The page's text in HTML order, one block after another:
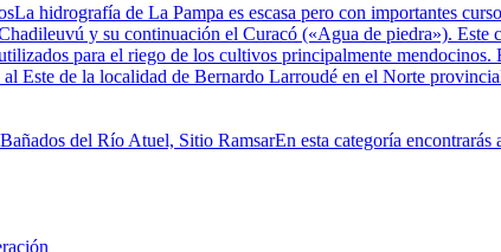
La hidrografía de La Pampa es escasa pero con importantes
y su continuación el Curacó («Agua de piedra»).
para el riego de los cultivos principalmente
Este de la localidad de Bernardo Larroudé en el Norte
del Río Atuel, Sitio RamsarEn esta categoría